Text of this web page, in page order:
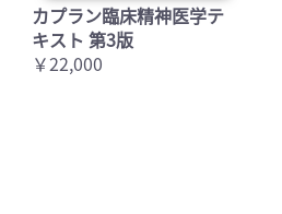
カプラン臨床精神医学テ
キスト 第3版
￥22,000